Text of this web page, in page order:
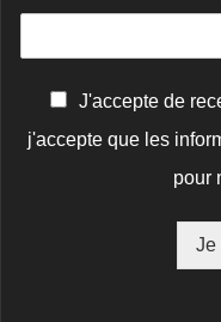
n
J'accepte de
j'accepte que les
pour
Je